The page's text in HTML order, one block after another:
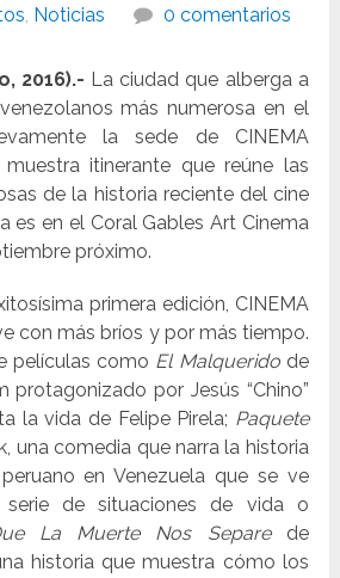
, Noticias 0 comentarios
2016).- La ciudad que alberga a
más numerosa en el
la sede de CINEMA
muestra itinerante que reúne las
de la historia reciente del cine
es en el Coral Gables Art Cinema
próximo.
primera edición, CINEMA
con más bríos y por más tiempo.
películas como El Malqueridode
protagonizado por Jesús “Chino”
la vida de Felipe Pirela; Paquete
una comedia que narra la historia
en Venezuela que se ve
de situaciones de vida o
La Muerte Nos Separede
historia que muestra cómo los